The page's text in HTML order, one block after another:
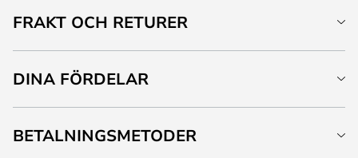
FRAKT OCH RETURER
DINA FÖRDELAR
BETALNINGSMETODER